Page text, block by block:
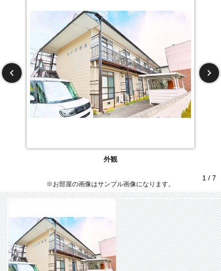
外観
1 / 7
※お部屋の画像はサンプル画像になります。